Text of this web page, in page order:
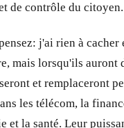
de contrôle du citoyen.
j'ai rien à cacher
mais lorsqu'ils auront
et remplaceront
les télécom, la
et la santé. Leur